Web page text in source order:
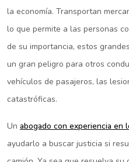
la economía. Transportan
lo que permite a las personas
de su importancia, estos
un gran peligro para otros
vehículos de pasajeros, las
catastróficas.
Un abogado con experiencia en
ayudarlo a buscar justicia si